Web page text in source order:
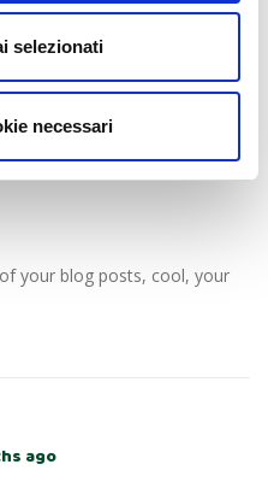
selezionati
necessari
content of your article?
your blog posts, cool, your
ago